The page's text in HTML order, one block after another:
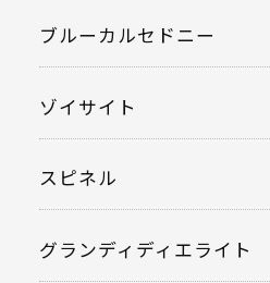
ブルーカルセドニー
ゾイサイト
スピネル
グランディディエライト